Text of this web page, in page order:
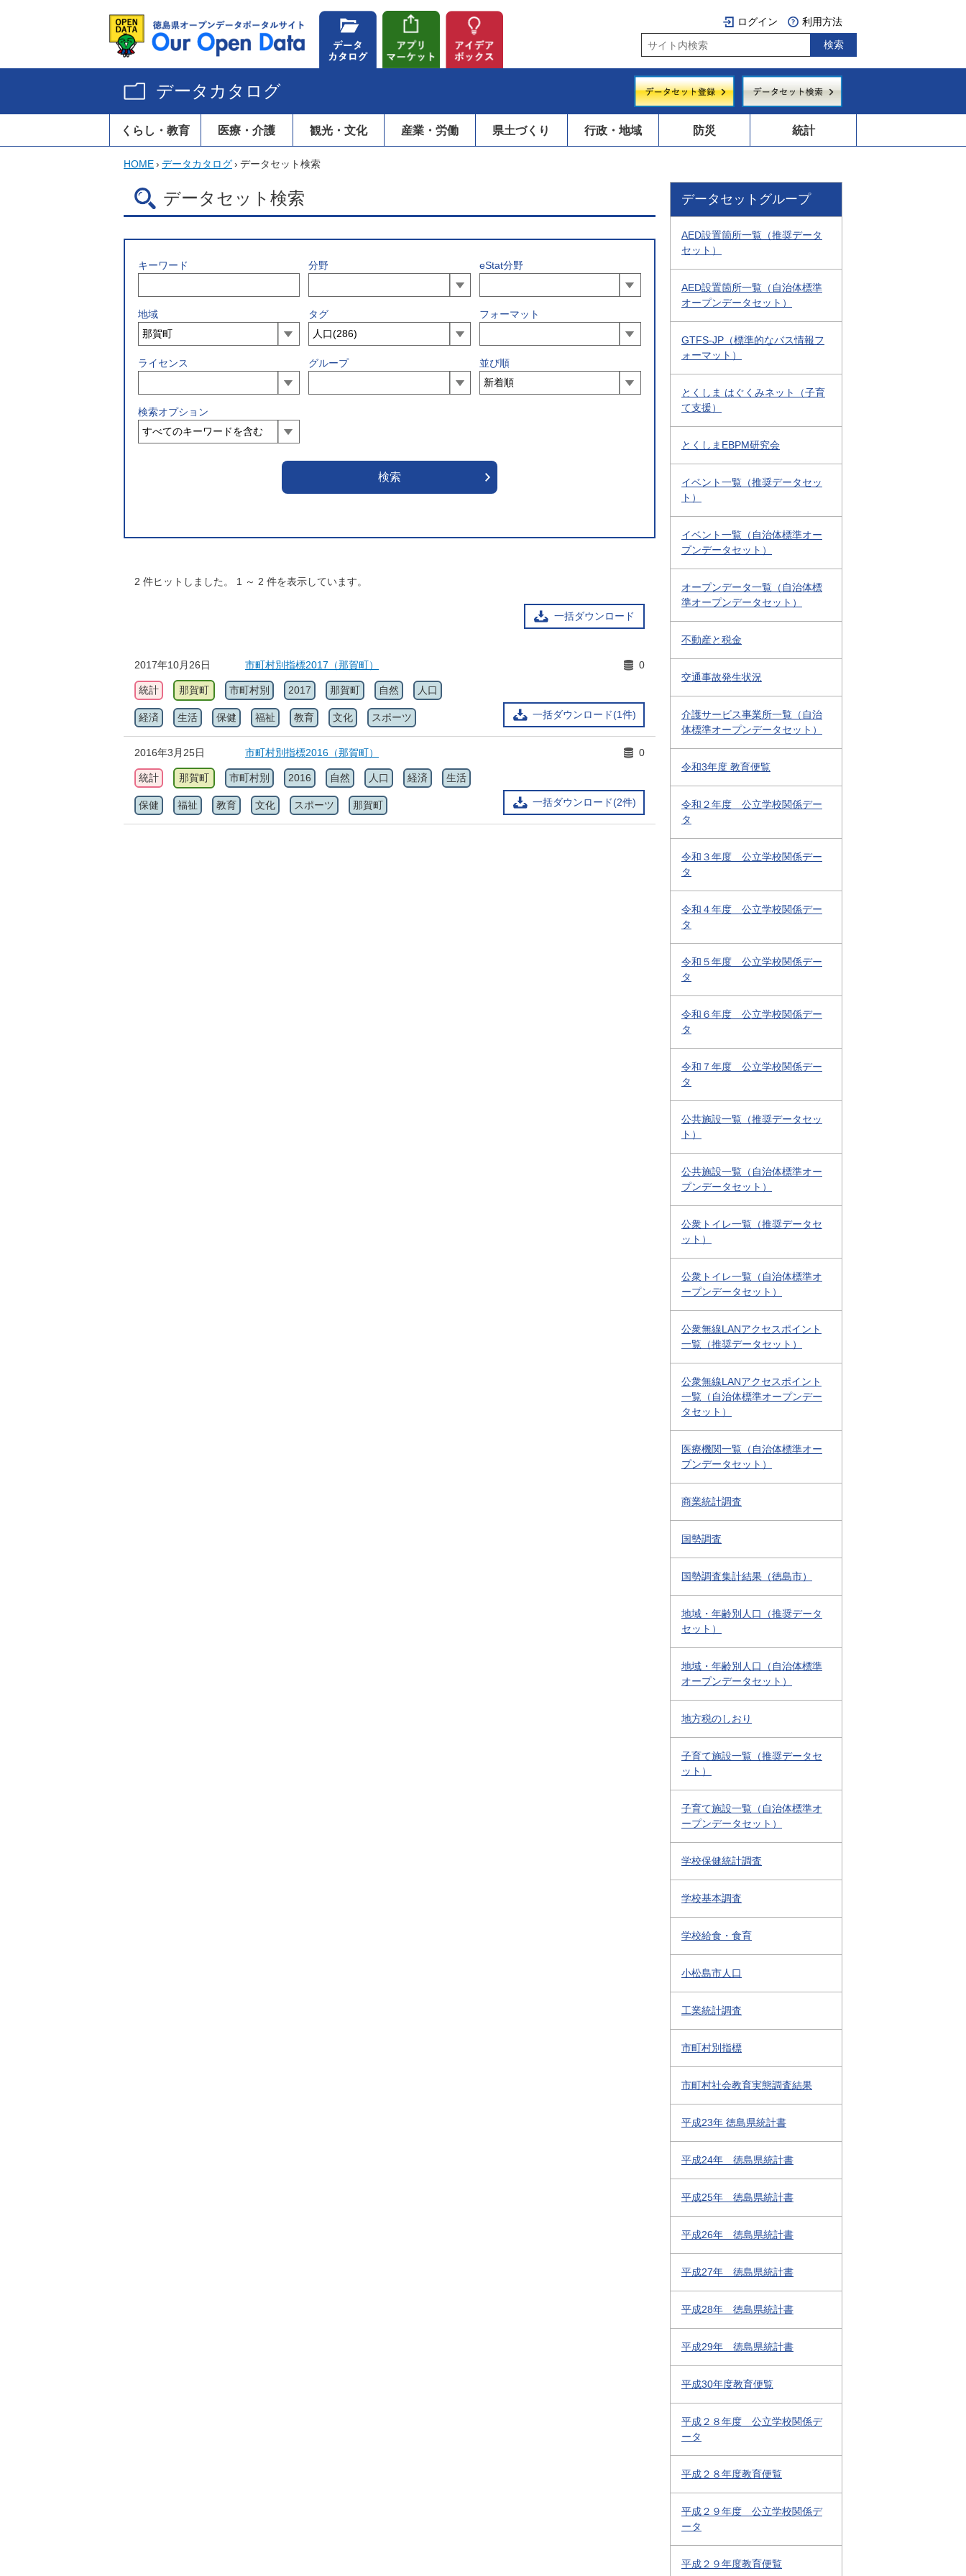
ログイン 利用方法
データカタログ
くらし・教育 医療・介護 観光・文化 産業・労働 県土づくり 行政・地域 防災 統計
HOME› データカタログ› データセット検索
データセット検索
キーワード 分野 eStat分野
地域 タグ フォーマット
ライセンス グループ 並び順
検索オプション
2 件ヒットしました。 1 ～ 2 件を表示しています。
一括ダウンロード
2017年10月26日 市町村別指標2017（那賀町）
一括ダウンロード(1件)
0
統計 那賀町 市町村別 2017 那賀町 自然 人口
経済 生活 保健 福祉 教育 文化 スポーツ
2016年3月25日 市町村別指標2016（那賀町）
一括ダウンロード(2件)
0
統計 那賀町 市町村別 2016 自然 人口 経済 生活
保健 福祉 教育 文化 スポーツ 那賀町
データセットグループ
AED設置箇所一覧（推奨データ
セット）
AED設置箇所一覧（自治体標準
オープンデータセット）
GTFS-JP（標準的なバス情報フ
ォーマット）
とくしま はぐくみネット（子育
て支援）
とくしまEBPM研究会
イベント一覧（推奨データセッ
ト）
イベント一覧（自治体標準オー
プンデータセット）
オープンデータ一覧（自治体標
準オープンデータセット）
不動産と税金
交通事故発生状況
介護サービス事業所一覧（自治
体標準オープンデータセット）
令和3年度 教育便覧
令和２年度 公立学校関係デー
タ
令和３年度 公立学校関係デー
タ
令和４年度 公立学校関係デー
タ
令和５年度 公立学校関係デー
タ
令和６年度 公立学校関係デー
タ
令和７年度 公立学校関係デー
タ
公共施設一覧（推奨データセッ
ト）
公共施設一覧（自治体標準オー
プンデータセット）
公衆トイレ一覧（推奨データセ
ット）
公衆トイレ一覧（自治体標準オ
ープンデータセット）
公衆無線LANアクセスポイント
一覧（推奨データセット）
公衆無線LANアクセスポイント
一覧（自治体標準オープンデー
タセット）
医療機関一覧（自治体標準オー
プンデータセット）
商業統計調査
国勢調査
国勢調査集計結果（徳島市）
地域・年齢別人口（推奨データ
セット）
地域・年齢別人口（自治体標準
オープンデータセット）
地方税のしおり
子育て施設一覧（推奨データセ
ット）
子育て施設一覧（自治体標準オ
ープンデータセット）
学校保健統計調査
学校基本調査
学校給食・食育
小松島市人口
工業統計調査
市町村別指標
市町村社会教育実態調査結果
平成23年 徳島県統計書
平成24年 徳島県統計書
平成25年 徳島県統計書
平成26年 徳島県統計書
平成27年 徳島県統計書
平成28年 徳島県統計書
平成29年 徳島県統計書
平成30年度教育便覧
平成２８年度 公立学校関係デ
ータ
平成２８年度教育便覧
平成２９年度 公立学校関係デ
ータ
平成２９年度教育便覧